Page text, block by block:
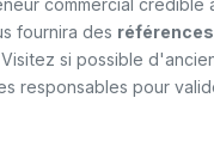
commercial crédible
fournira des
Visitez si possible
responsables pour